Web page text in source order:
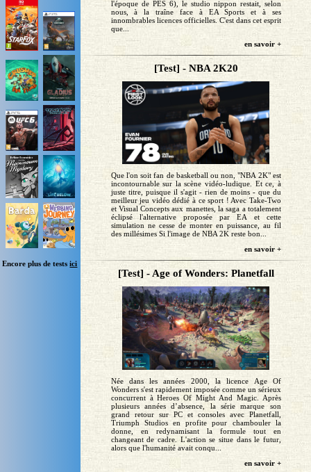
Encore plus de testsici
l'époque de PES 6), le studio nippon restait, selon
nous, à la traîne face à EA Sports et à ses
innombrables licences officielles. C'est dans cet esprit
que...
en savoir +
[Test] - NBA 2K20
Que l'on soit fan de basketball ou non, "NBA 2K" est
incontournable sur la scène vidéo-ludique. Et ce, à
juste titre, puisque il s'agit - rien de moins - que du
meilleur jeu vidéo dédié à ce sport ! Avec Take-Two
et Visual Concepts aux manettes, la saga a totalement
éclipsé l'alternative proposée par EA et cette
simulation ne cesse de monter en puissance, au fil
des millésimes Si l'image de NBA 2K reste bon...
en savoir +
[Test] - Age of Wonders: Planetfall
Née dans les années 2000, la licence Age Of
Wonders s'est rapidement imposée comme un sérieux
concurrent à Heroes Of Might And Magic. Après
plusieurs années d’absence, la série marque son
grand retour sur PC et consoles avec Planetfall,
Triumph Studios en profite pour chambouler la
donne, en redynamisant la formule tout en
changeant de cadre. L'action se situe dans le futur,
alors que l'humanité avait conqu...
en savoir +